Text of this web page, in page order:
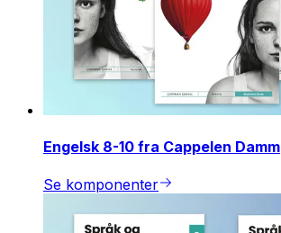
Engelsk 8-10 fra Cappelen Damm
Se komponenter